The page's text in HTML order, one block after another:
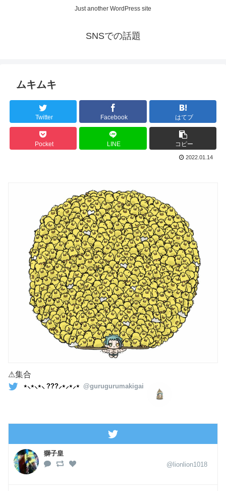
Just another WordPress site
SNSでの話題
ムキムキ
Twitter Facebook はてブ
Pocket LINE コピー
2022.01.14
⚠︎集合
⋆⸜⋆⸜⋆⸜ ???⸝⋆⸝⋆⸝⋆ @gurugurumakigai
獅子皇
@lionlion1018